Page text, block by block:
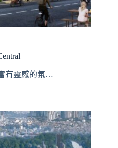
有靈感的氛…